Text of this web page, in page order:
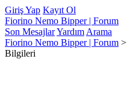
Giriş Yap Kayıt Ol
Fiorino Nemo Bipper | Forum
Son MesajlarYardım Arama
Fiorino Nemo Bipper | Forum >
Bilgileri